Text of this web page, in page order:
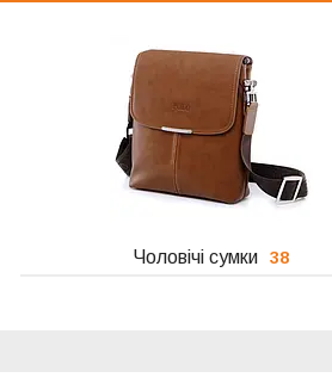
Чоловічі сумки 38